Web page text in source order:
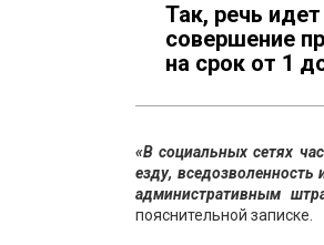
Так, речь
совершение
на срок от 1
«В социальных сетях
езду,
административным
пояснительной записке.